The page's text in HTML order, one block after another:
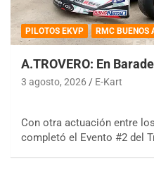
PILOTOS EKVP RMC BUENOS
A.TROVERO: En
3 agosto, 2026 E-Kart
Con otra actuación entre
completó el Evento #2 del